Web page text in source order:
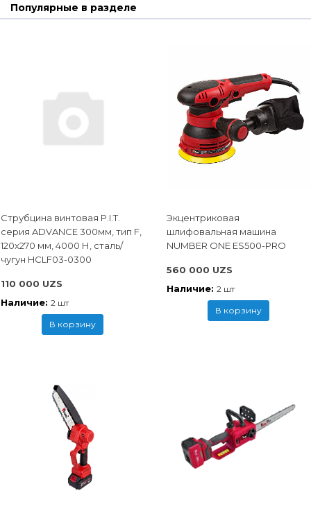
Популярные в разделе
Струбцина винтовая P.I.T.
cерия ADVANCE 300мм, тип F,
120x270 мм, 4000 Н, сталь/
чугун HCLF03-0300
110 000 UZS
Наличие: 2 шт
В корзину
Экцентриковая
шлифовальная машина
NUMBER ONE ES500-PRO
560 000 UZS
Наличие: 2 шт
В корзину